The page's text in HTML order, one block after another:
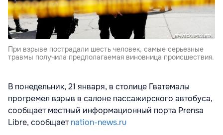
При взрыве пострадали шесть человек, самые серьезные
травмы получила предполагаемая виновница происшествия.
В понедельник, 21 января, в столице Гватемалы
прогремел взрыв в салоне пассажирского автобуса,
сообщает местный информационный порта Prensa
Libre, сообщаетnation-news.ru